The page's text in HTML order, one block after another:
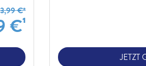
€*
€¹
JETZT